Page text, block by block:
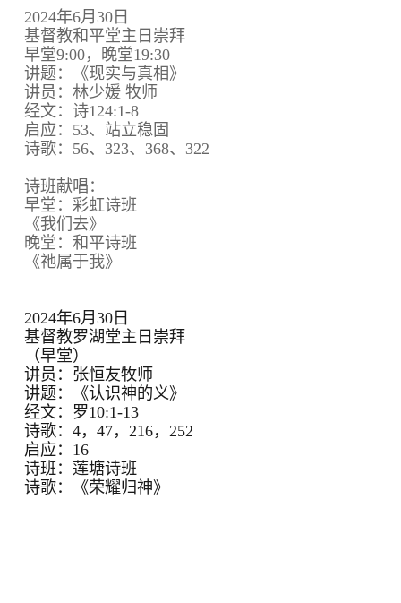
2024年6月30日
基督教和平堂主日崇拜
早堂9:00，晚堂19:30
讲题：《现实与真相》
讲员：林少媛 牧师
经文：诗124:1-8
启应：53、站立稳固
诗歌：56、323、368、322
诗班献唱：
早堂：彩虹诗班
《我们去》
晚堂：和平诗班
《祂属于我》
2024年6月30日
基督教罗湖堂主日崇拜
（早堂）
讲员：张恒友牧师
讲题：《认识神的义》
经文：罗10:1-13
诗歌：4，47，216，252
启应：16
诗班：莲塘诗班
诗歌：《荣耀归神》